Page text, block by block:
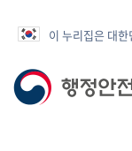
이 누리집은 대